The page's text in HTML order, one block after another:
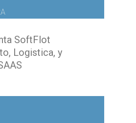
SoftFlot
Logistica, y